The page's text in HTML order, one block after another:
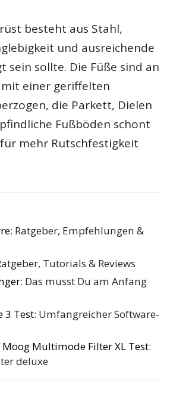
besteht aus Stahl,
und ausreichende
sein sollte. Die Füße sind an
einer geriffelten
die Parkett, Dielen
Fußböden schont
mehr Rutschfestigkeit
: Ratgeber, Empfehlungen &
Tutorials & Reviews
: Das musst Du am Anfang
3 Test: Umfangreicher Software-
Multimode Filter XL Test:
deluxe